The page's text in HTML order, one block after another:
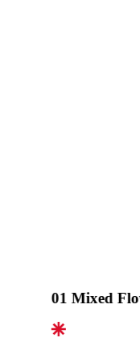
01 Mixed